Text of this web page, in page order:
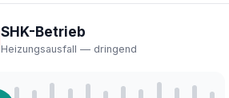
SHK-Betrieb
Heizungsausfall — dringend